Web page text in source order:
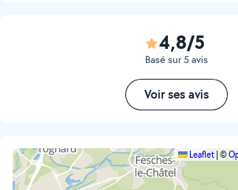
4,8/5
Basé sur 5 avis
Voir ses avis
Leaflet ©